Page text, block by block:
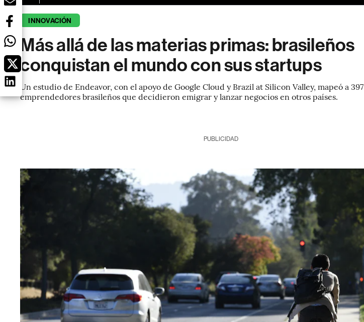
INNOVACIÓN
Más allá de las materias primas: brasileños
conquistan el mundo con sus startups
Un estudio de Endeavor, con el apoyo de Google Cloud y Brazil at Silicon Valley, mapeó a 397
emprendedores brasileños que decidieron emigrar y lanzar negocios en otros países.
PUBLICIDAD